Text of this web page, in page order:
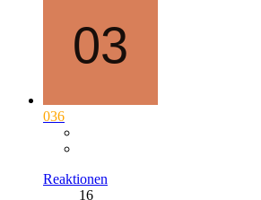
036
Reaktionen
16